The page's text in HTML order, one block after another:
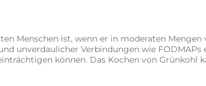
Menschen ist, wenn er in moderaten
unverdaulicher Verbindungen wie
können. Das Kochen von